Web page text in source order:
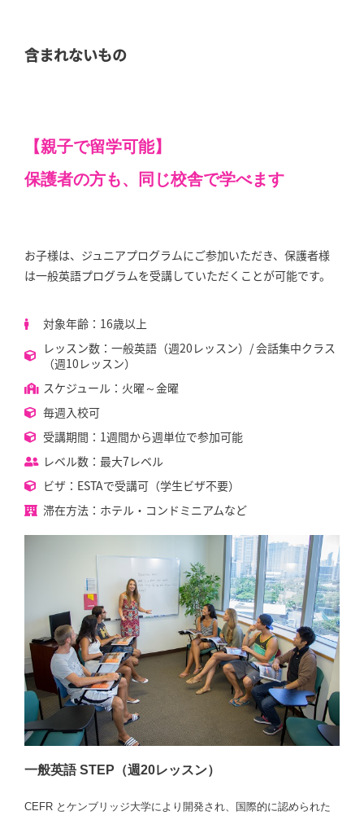
含まれないもの
【親子で留学可能】
保護者の方も、同じ校舎で学べます
お子様は、ジュニアプログラムにご参加いただき、保護者様
は一般英語プログラムを受講していただくことが可能です。
対象年齢：16歳以上
レッスン数：一般英語（週20レッスン）/ 会話集中クラス
（週10レッスン）
スケジュール：火曜～金曜
毎週入校可
受講期間：1週間から週単位で参加可能
レベル数：最大7レベル
ビザ：ESTAで受講可（学生ビザ不要）
滞在方法：ホテル・コンドミニアムなど
一般英語 STEP（週20レッスン）
CEFR とケンブリッジ大学により開発され、国際的に認められた